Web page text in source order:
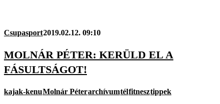
Csupasport2019.02.12. 09:10
MOLNÁR PÉTER: KERÜLD EL A
FÁSULTSÁGOT!
kajak-kenuMolnár Péterarchívumtélfitnesztippek